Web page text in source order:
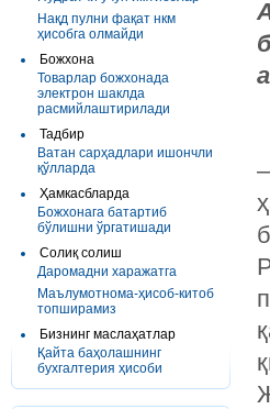
Нақд пулни фақат нкм
ҳисобга олмайди
Божхона
Товарлар божхонада
электрон шаклда
расмийлаштирилади
Тадбир
Ватан сарҳадлари ишончли
қўлларда
Ҳамкасбларда
Божхонага батартиб
бўлишни ўргатишади
Солиқ солиш
Даромадни харажатга
Маълумотнома-ҳисоб-китоб
топширамиз
Бизнинг маслаҳатлар
Қайта баҳолашнинг
бухгалтерия ҳисоби